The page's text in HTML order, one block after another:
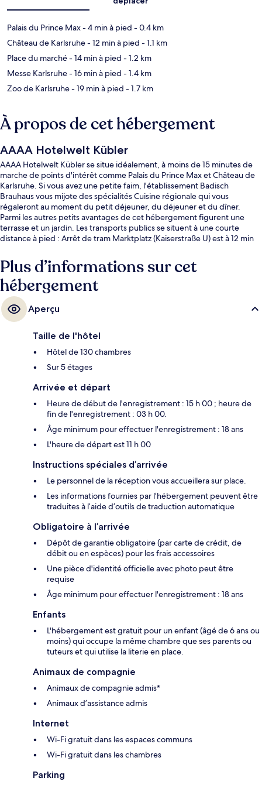
Palais du Prince Max- 4 min à pied - 0.4 km
Château de Karlsruhe- 12 min à pied - 1.1 km
Place du marché- 14 min à pied - 1.2 km
Messe Karlsruhe- 16 min à pied - 1.4 km
Zoo de Karlsruhe- 19 min à pied - 1.7 km
À propos de cet hébergement
AAAA Hotelwelt Kübler
AAAA Hotelwelt Kübler se situe idéalement, à moins de 15 minutes de
marche de points d'intérêt comme Palais du Prince Max et Château de
Karlsruhe. Si vous avez une petite faim, l'établissement Badisch
Brauhaus vous mijote des spécialités Cuisine régionale qui vous
régaleront au moment du petit déjeuner, du déjeuner et du dîner.
Parmi les autres petits avantages de cet hébergement figurent une
terrasse et un jardin. Les transports publics se situent à une courte
distance à pied : Arrêt de tram Marktplatz (Kaiserstraße U) est à 12 min
Plus d’informations sur cet
hébergement
Aperçu
Taille de l'hôtel
Hôtel de 130 chambres
Sur 5 étages
Arrivée et départ
Heure de début de l'enregistrement : 15 h 00 ; heure de
fin de l'enregistrement : 03 h 00.
Âge minimum pour effectuer l'enregistrement : 18 ans
L'heure de départ est 11 h 00
Instructions spéciales d’arrivée
Le personnel de la réception vous accueillera sur place.
Les informations fournies par l’hébergement peuvent être
traduites à l’aide d’outils de traduction automatique
Obligatoire à l’arrivée
Dépôt de garantie obligatoire (par carte de crédit, de
débit ou en espèces) pour les frais accessoires
Une pièce d'identité officielle avec photo peut être
requise
Âge minimum pour effectuer l'enregistrement : 18 ans
Enfants
L'hébergement est gratuit pour un enfant (âgé de 6 ans ou
moins) qui occupe la même chambre que ses parents ou
tuteurs et qui utilise la literie en place.
Animaux de compagnie
Animaux de compagnie admis*
Animaux d’assistance admis
Internet
Wi-Fi gratuit dans les espaces communs
Wi-Fi gratuit dans les chambres
Parking